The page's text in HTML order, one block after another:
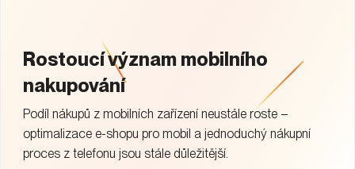
Rostoucí význam mobilního
nakupování
Podíl nákupů z mobilních zařízení neustále roste –
optimalizace e-shopu pro mobil a jednoduchý nákupní
proces z telefonu jsou stále důležitější.